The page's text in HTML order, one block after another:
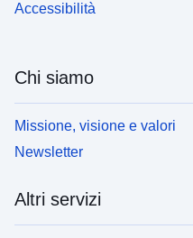
Accessibilità
Chi siamo
Missione, visione e valori
Newsletter
Altri servizi